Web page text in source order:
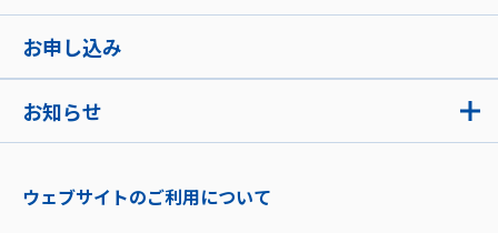
お知らせ
お申し込み
ウェブサイトのご利用について